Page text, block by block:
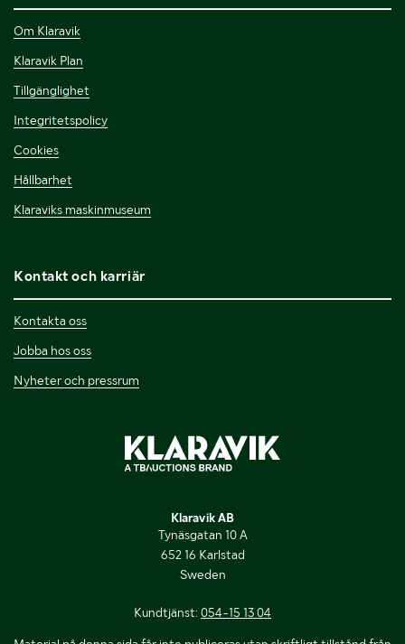
Om Klaravik
Klaravik Plan
Tillgänglighet
Integritetspolicy
Cookies
Hållbarhet
Klaraviks maskinmuseum
Kontakt och karriär
Kontakta oss
Jobba hos oss
Nyheter och pressrum
Klaravik AB
Tynäsgatan 10 A
652 16 Karlstad
Sweden
Kundtjänst: 054-15 13 04